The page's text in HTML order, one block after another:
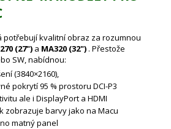
potřebují kvalitní obraz za rozumnou
(27") a MA320 (32") . Přestože
SW, nabídnou:
(3840×2160),
pokrytí 95 % prostoru DCI-P3
ale i DisplayPort a HDMI
zobrazuje barvy jako na Macu
matný panel